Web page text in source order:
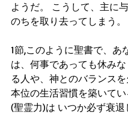
ようだ。 こうして、主に
のちを取り去ってしまう。
1節,このように聖書で、あ
は、何事であっても休み
る人や、神とのバランス
本位の生活習慣を築いて
(聖霊力)は いつか必ず衰退